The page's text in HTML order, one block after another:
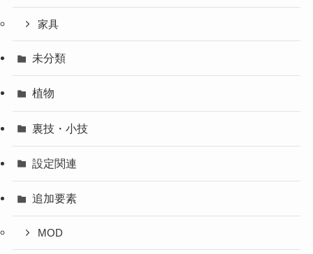
家具
未分類
植物
裏技・小技
設定関連
追加要素
MOD